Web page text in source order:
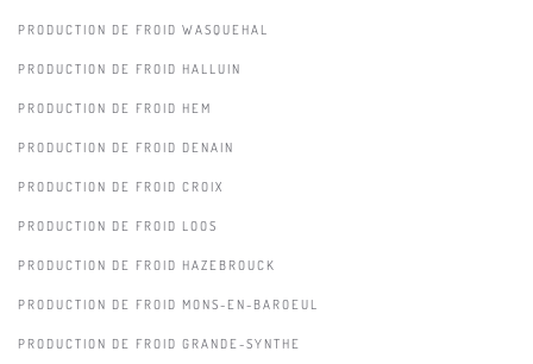
PRODUCTION DE FROID WASQUEHAL
PRODUCTION DE FROID HALLUIN
PRODUCTION DE FROID HEM
PRODUCTION DE FROID DENAIN
PRODUCTION DE FROID CROIX
PRODUCTION DE FROID LOOS
PRODUCTION DE FROID HAZEBROUCK
PRODUCTION DE FROID MONS-EN-BAROEUL
PRODUCTION DE FROID GRANDE-SYNTHE